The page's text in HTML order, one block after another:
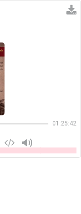
01:25:42